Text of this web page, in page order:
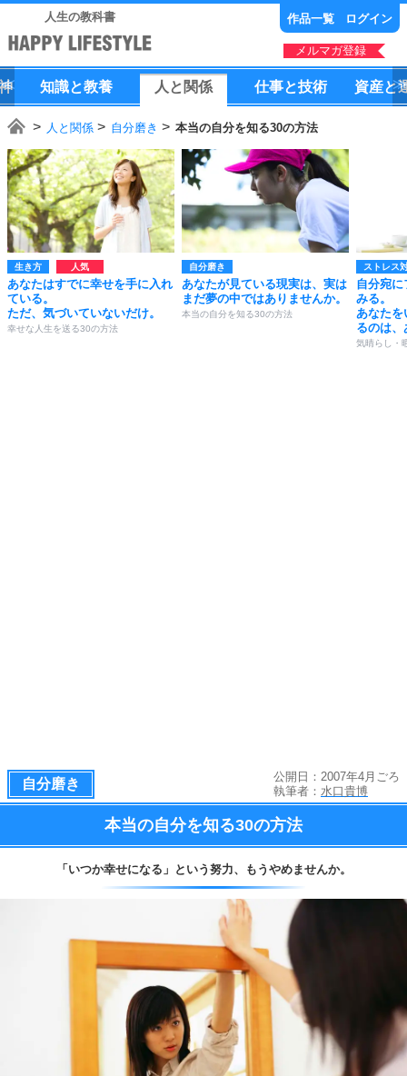
人生の教科書 作品一覧 ログイン
メルマガ登録
知識と教養 人 と 関係 仕事と技術 資産と
人と関係 自分磨き 本当の自分を知る30の方法
生き方
あなたはすでに幸せを手に入れ
ている。
ただ、気づいていないだけ。
幸せな人生を送る30の方法
自分磨き
あなたが見ている現実は、実は
まだ夢の中ではありませんか。
本当の自分を知る30の方法
ストレス
自分宛
みる。
あなたを
るのは、
気晴らし・
自分磨き
公開日：2007年4月ごろ
執筆者： 水口貴博
本当の自分を知る30の方法
「いつか幸せになる」という努力、 もうやめませんか。